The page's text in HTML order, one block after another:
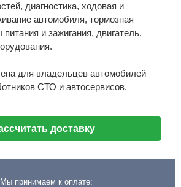
диагностика, ходовая и
автомобиля, тормозная
и зажигания, двигатель,
для владельцев автомобилей
СТО и автосервисов.
доставку
Мы принимаем к оплате: